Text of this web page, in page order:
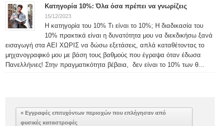
Κατηγορία 10%: Όλα όσα πρέπει να γνωρίζεις
15/12/2023
Η κατηγορία του 10% Τι είναι το 10%; Η διαδικασία του
10% πρακτικά είναι η δυνατότητα μου να διεκδικήσω ξανά
εισαγωγή στα ΑΕΙ ΧΩΡΙΣ να δώσω εξετάσεις, απλά καταθέτοντας το
μηχανογραφικό μου με βάση τους βαθμούς που έγραψα όταν έδωσα
Πανελλήνιες! Στην πραγματικότητα βέβαια, δεν είναι το 10% των θ...
« Εγγραφές επιτυχόντων περιοχών που επλήγησαν από
φυσικές καταστροφές